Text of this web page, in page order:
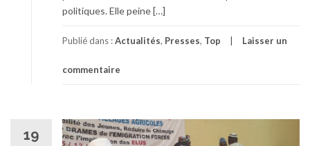
politiques. Elle peine […]
Publié dans :Actualités, Presses, Top Laisser un
commentaire
19